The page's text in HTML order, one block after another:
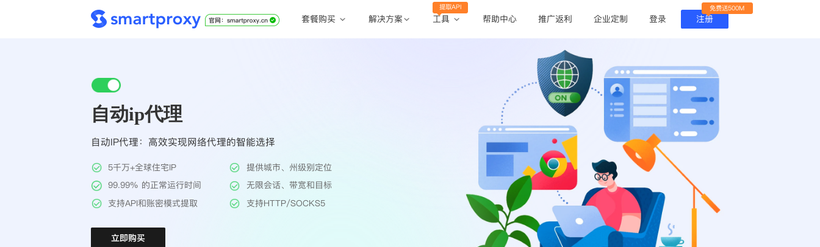
套餐购买 解决方案 工具
提取API
帮助中心 推广返利 企业定制 登录 注册
免费送500M
自动ip代理
自动IP代理：高效实现网络代理的智能选择
5千万+全球住宅IP
提供城市、州级别定位
99.99% 的正常运行时间
无限会话、带宽和目标
支持API和账密模式提取
支持HTTP/SOCKS5
立即购买